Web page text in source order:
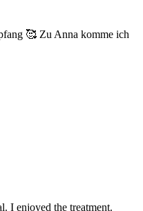
🥰 Zu Anna komme ich
I enjoyed the treatment.